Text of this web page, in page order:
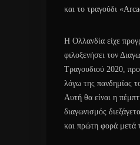
και το τραγούδι
Η Ολλανδία είχε
φιλοξενήσει τον
Τραγουδιού 2020,
λόγω της πανδημίας
Αυτή θα είναι η
διαγωνισμός
και πρώτη φορά μετά